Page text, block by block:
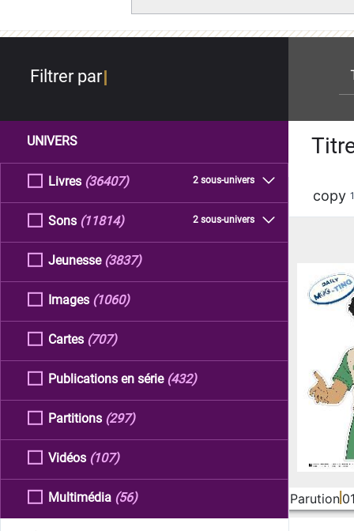
Filtrer par
UNIVERS
Livres 2 sous-univers
(36407)
Sons 2 sous-univers
(11814)
Jeunesse (3837)
Images (1060)
Cartes (707)
Publications en série (432)
Partitions (297)
Vidéos (107)
Multimédia (56)
copy
Parution